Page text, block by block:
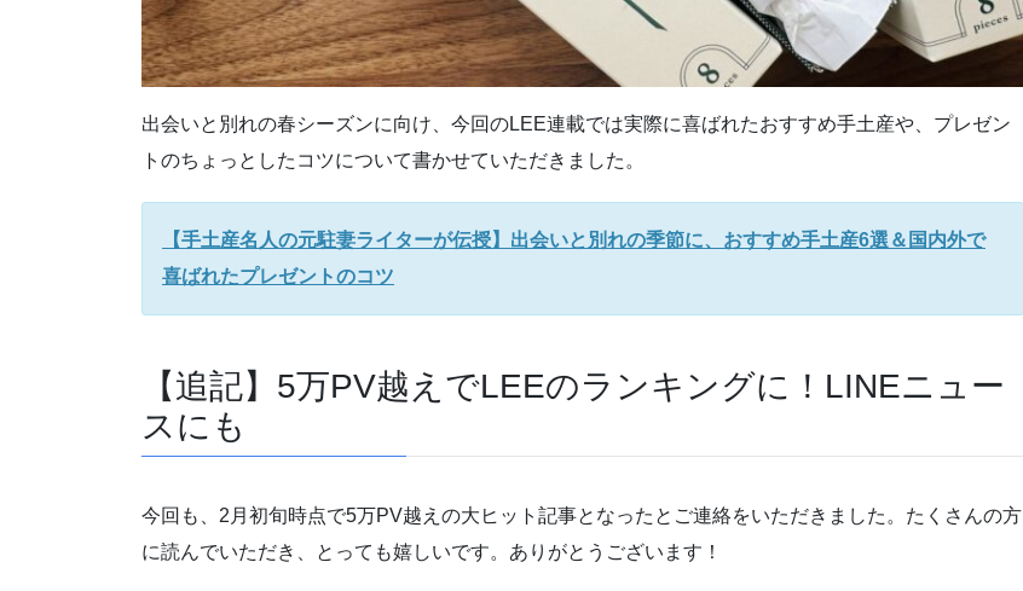
出会いと別れの春シーズンに向け、今回のLEE連載では実際に喜ばれたおすすめ手土産や、プレゼン
トのちょっとしたコツについて書かせていただきました。
【手土産名人の元駐妻ライターが伝授】出会いと別れの季節に、おすすめ手土産6選＆国内外で
喜ばれたプレゼントのコツ
【追記】5万PV越えでLEEのランキングに！LINEニュー
スにも
今回も、2月初旬時点で5万PV越えの大ヒット記事となったとご連絡をいただきました。たくさんの方
に読んでいただき、とっても嬉しいです。ありがとうございます！